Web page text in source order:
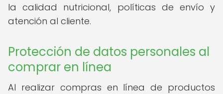
la calidad nutricional, políticas de envío y
atención al cliente.
Protección de datos personales al
comprar en línea
Al realizar compras en línea de productos